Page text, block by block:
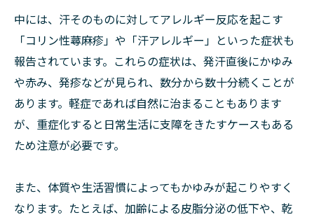
中には、汗そのものに対してアレルギー反応を起こす
「コリン性蕁麻疹」や「汗アレルギー」といった症状も
報告されています。これらの症状は、発汗直後にかゆみ
や赤み、発疹などが見られ、数分から数十分続くことが
あります。軽症であれば自然に治まることもあります
が、重症化すると日常生活に支障をきたすケースもある
ため注意が必要です。
また、体質や生活習慣によってもかゆみが起こりやすく
なります。たとえば、加齢による皮脂分泌の低下や、乾